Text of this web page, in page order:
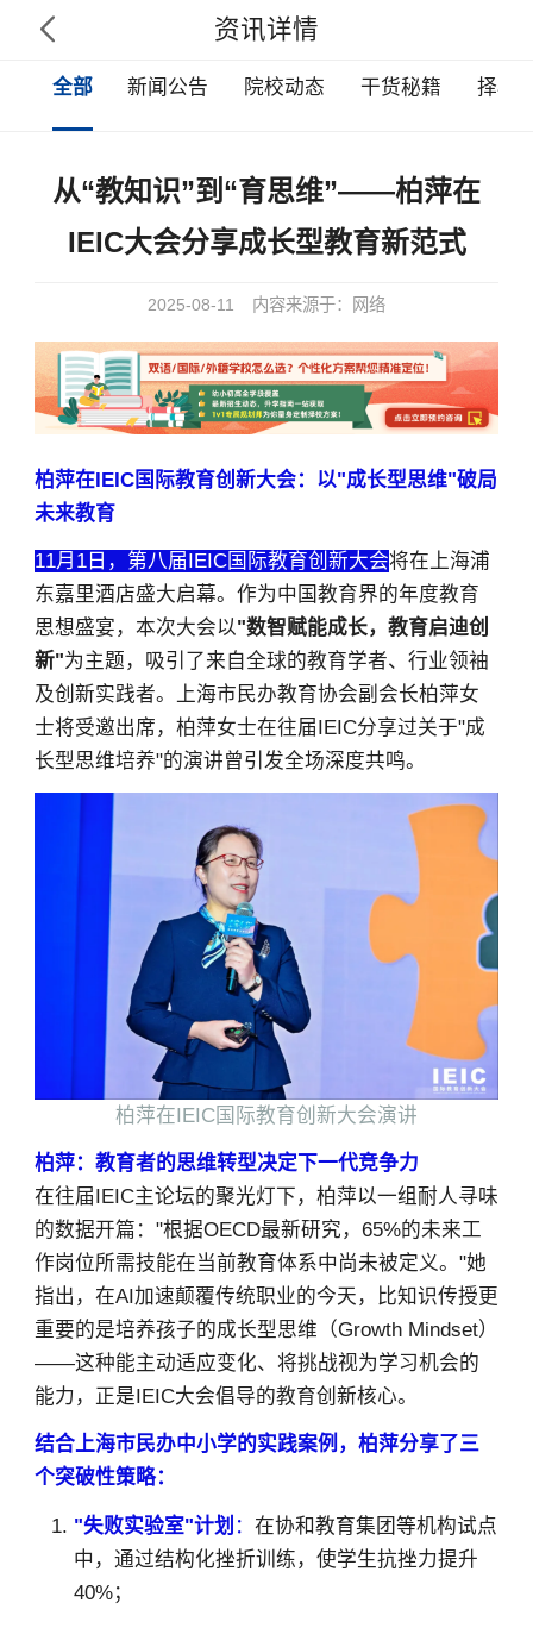
 资讯详情
全部 新闻公告 院校动态 干货秘籍 择校
从“教知识”到“育思维”——柏萍在
IEIC大会分享成长型教育新范式
2025-08-11 内容来源于：网络
柏萍在IEIC国际教育创新大会：以"成长型思维"破局
未来教育
11月1日，第八届IEIC国际教育创新大会将在上海浦
东嘉里酒店盛大启幕。作为中国教育界的年度教育
思想盛宴，本次大会以"数智赋能成长，教育启迪创
新"为主题，吸引了来自全球的教育学者、行业领袖
及创新实践者。上海市民办教育协会副会长柏萍女
士将受邀出席，柏萍女士在往届IEIC分享过关于"成
长型思维培养"的演讲曾引发全场深度共鸣。
柏萍在IEIC国际教育创新大会演讲
柏萍：教育者的思维转型决定下一代竞争力
在往届IEIC主论坛的聚光灯下，柏萍以一组耐人寻味
的数据开篇："根据OECD最新研究，65%的未来工
作岗位所需技能在当前教育体系中尚未被定义。"她
指出，在AI加速颠覆传统职业的今天，比知识传授更
重要的是培养孩子的成长型思维（Growth Mindset）
——这种能主动适应变化、将挑战视为学习机会的
能力，正是IEIC大会倡导的教育创新核心。
结合上海市民办中小学的实践案例，柏萍分享了三
个突破性策略：
"失败实验室"计划 ：在协和教育集团等机构试点
中，通过结构化挫折训练，使学生抗挫力提升
40%；